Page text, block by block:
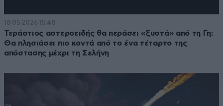
18·05·2026 15:48
Τεράστιος αστεροειδής θα περάσει «ξυστά» από τη Γη:
Θα πλησιάσει πιο κοντά από το ένα τέταρτο της
απόστασης μέχρι τη Σελήνη